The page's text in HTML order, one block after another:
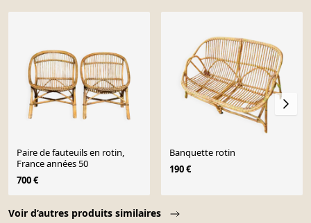
Voir d’autres produits similaires
Paire de fauteuils en rotin,
France années 50
700 €
Banquette rotin
190 €